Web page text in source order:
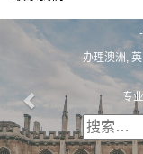
-
办理澳洲,
专